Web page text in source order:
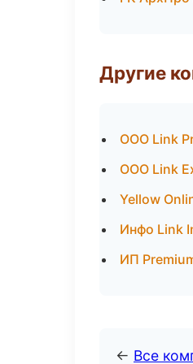
Другие
ООО Link
ООО Link
Yellow
Инфо Link
ИП
← Все